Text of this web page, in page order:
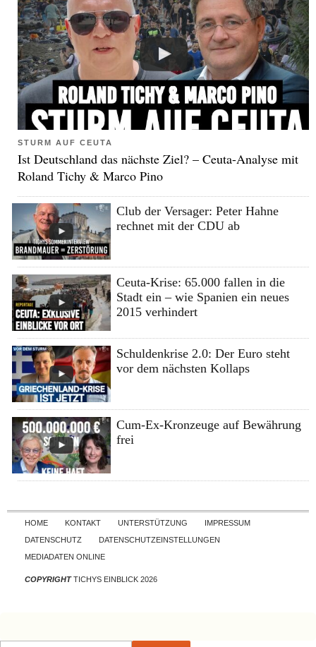
STURM AUF CEUTA
Ist Deutschland das nächste Ziel? – Ceuta-Analyse mit
Roland Tichy & Marco Pino
Club der Versager: Peter Hahne
rechnet mit der CDU ab
Ceuta-Krise: 65.000 fallen in die
Stadt ein – wie Spanien ein neues
2015 verhindert
Schuldenkrise 2.0: Der Euro steht
vor dem nächsten Kollaps
Cum-Ex-Kronzeuge auf Bewährung
frei
Skip to content
HOME KONTAKT UNTERSTÜTZUNG
IMPRESSUM
DATENSCHUTZ
DATENSCHUTZEINSTELLUNGEN
MEDIADATEN ONLINE
COPYRIGHTTICHYS EINBLICK 2026